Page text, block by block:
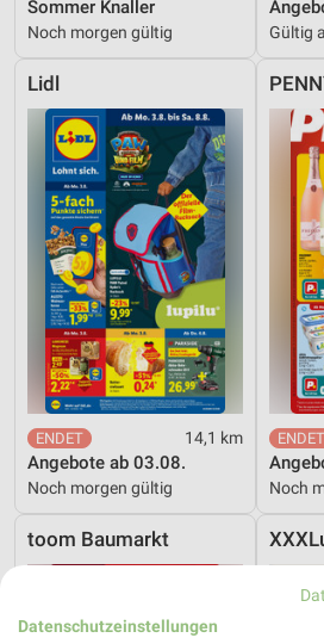
Sommer Knaller
Noch morgen gültig Gültig
Lidl
14,1 km
Angebote ab 03.08.
Noch morgen gültig Noch
toom Baumarkt
Datenschutzeinstellungen